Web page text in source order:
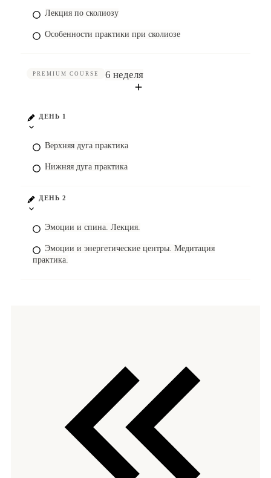
Лекция по сколиозу
Особенности практики при сколиозе
PREMIUM COURSE 6 неделя
ДЕНЬ 1
Верхняя дуга практика
Нижняя дуга практика
ДЕНЬ 2
Эмоции и спина. Лекция.
Эмоции и энергетические центры. Медитация
практика.